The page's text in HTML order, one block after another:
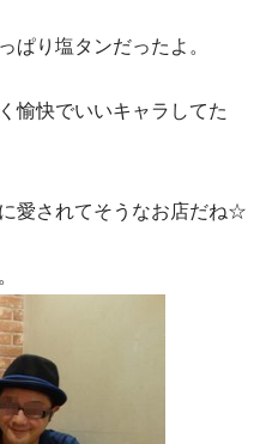
ぱり塩タンだったよ。
愉快でいいキャラしてた
愛されてそうなお店だね☆